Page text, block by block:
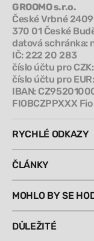
GROOMO s.r.o.
České Vrbné 2409
370 01 České
datová schránka:
IČ: 222 20 283
číslo účtu pro
číslo účtu pro
IBAN:
FIOBCZPPXXX
RYCHLÉ ODKAZY
ČLÁNKY
MOHLO BY SE
DŮLEŽITÉ